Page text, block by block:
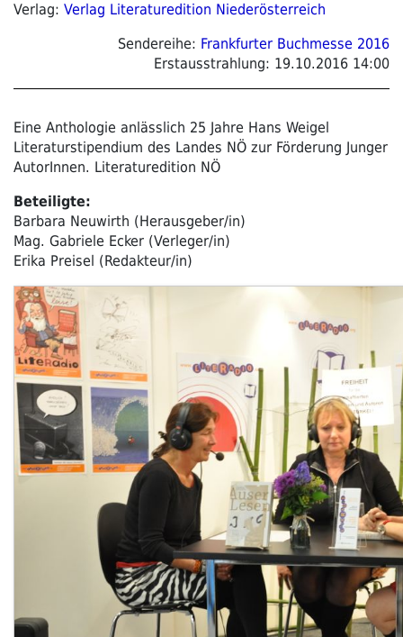
Verlag: Verlag Literaturedition Niederösterreich
Sendereihe: Frankfurter Buchmesse 2016
Erstausstrahlung: 19.10.2016 14:00
Eine Anthologie anlässlich 25 Jahre Hans Weigel
Literaturstipendium des Landes NÖ zur Förderung Junger
AutorInnen. Literaturedition NÖ
Beteiligte:
Barbara Neuwirth (Herausgeber/in)
Mag. Gabriele Ecker (Verleger/in)
Erika Preisel (Redakteur/in)